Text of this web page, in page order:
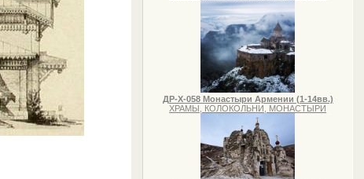
ДР-Х-058 Монастыри Армении (1-14вв.)
ХРАМЫ, КОЛОКОЛЬНИ, МОНАСТЫРИ